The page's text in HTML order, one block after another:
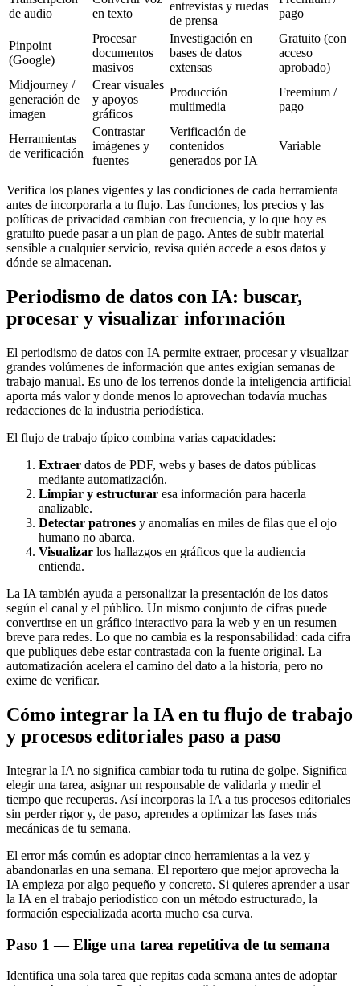
de audio
en texto
entrevistas y ruedas
de prensa
pago
Pinpoint
(Google)
Procesar
documentos
masivos
Investigación en
bases de datos
extensas
Gratuito (con
acceso
aprobado)
Midjourney /
generación de
imagen
Crear visuales
y apoyos
gráficos
Producción
multimedia
Freemium /
pago
Herramientas
de verificación
Contrastar
imágenes y
fuentes
Verificación de
contenidos
generados por IA
Variable
Verifica los planes vigentes y las condiciones de cada herramienta
antes de incorporarla a tu flujo. Las funciones, los precios y las
políticas de privacidad cambian con frecuencia, y lo que hoy es
gratuito puede pasar a un plan de pago. Antes de subir material
sensible a cualquier servicio, revisa quién accede a esos datos y
dónde se almacenan.
Periodismo de datos con IA: buscar,
procesar y visualizar información
El periodismo de datos con IA permite extraer, procesar y visualizar
grandes volúmenes de información que antes exigían semanas de
trabajo manual. Es uno de los terrenos donde la inteligencia artificial
aporta más valor y donde menos lo aprovechan todavía muchas
redacciones de la industria periodística.
El flujo de trabajo típico combina varias capacidades:
Extraer datos de PDF, webs y bases de datos públicas
mediante automatización.
Limpiar y estructurar esa información para hacerla
analizable.
Detectar patrones y anomalías en miles de filas que el ojo
humano no abarca.
Visualizar los hallazgos en gráficos que la audiencia
entienda.
La IA también ayuda a personalizar la presentación de los datos
según el canal y el público. Un mismo conjunto de cifras puede
convertirse en un gráfico interactivo para la web y en un resumen
breve para redes. Lo que no cambia es la responsabilidad: cada cifra
que publiques debe estar contrastada con la fuente original. La
automatización acelera el camino del dato a la historia, pero no
exime de verificar.
Cómo integrar la IA en tu flujo de trabajo
y procesos editoriales paso a paso
Integrar la IA no significa cambiar toda tu rutina de golpe. Significa
elegir una tarea, asignar un responsable de validarla y medir el
tiempo que recuperas. Así incorporas la IA a tus procesos editoriales
sin perder rigor y, de paso, aprendes a optimizar las fases más
mecánicas de tu semana.
El error más común es adoptar cinco herramientas a la vez y
abandonarlas en una semana. El reportero que mejor aprovecha la
IA empieza por algo pequeño y concreto. Si quieres aprender a usar
la IA en el trabajo periodístico con un método estructurado, la
formación especializada acorta mucho esa curva.
Paso 1 — Elige una tarea repetitiva de tu semana
Identifica una sola tarea que repitas cada semana antes de adoptar